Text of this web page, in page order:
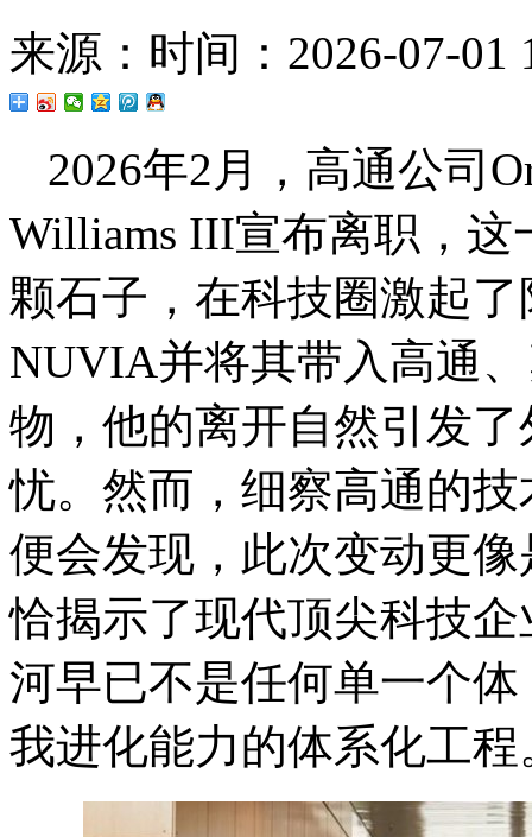
来源： 时间：2026-07-01
2026年2月，高通公司
Williams III宣布离职，
颗石子，在科技圈激起
NUVIA并将其带入高通
物，他的离开自然引发
忧。然而，细察高通的
便会发现，此次变动更
恰揭示了现代顶尖科技
河早已不是任何单一个
我进化能力的体系化工程